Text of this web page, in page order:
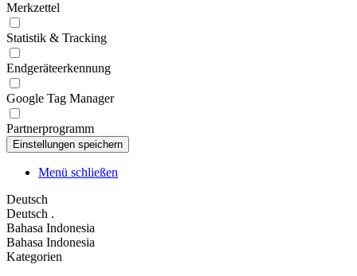
Merkzettel
Statistik & Tracking
Endgeräteerkennung
Google Tag Manager
Partnerprogramm
Menü schließen
Deutsch
Deutsch .
Bahasa Indonesia
Bahasa Indonesia
Kategorien